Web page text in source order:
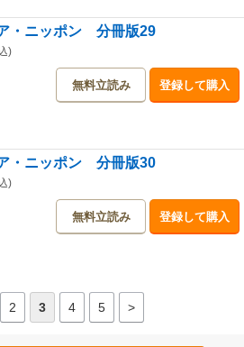
・ニッポン 分冊版29
)
無料立読み 登録して購入
・ニッポン 分冊版30
)
無料立読み 登録して購入
2 3 4 5 >